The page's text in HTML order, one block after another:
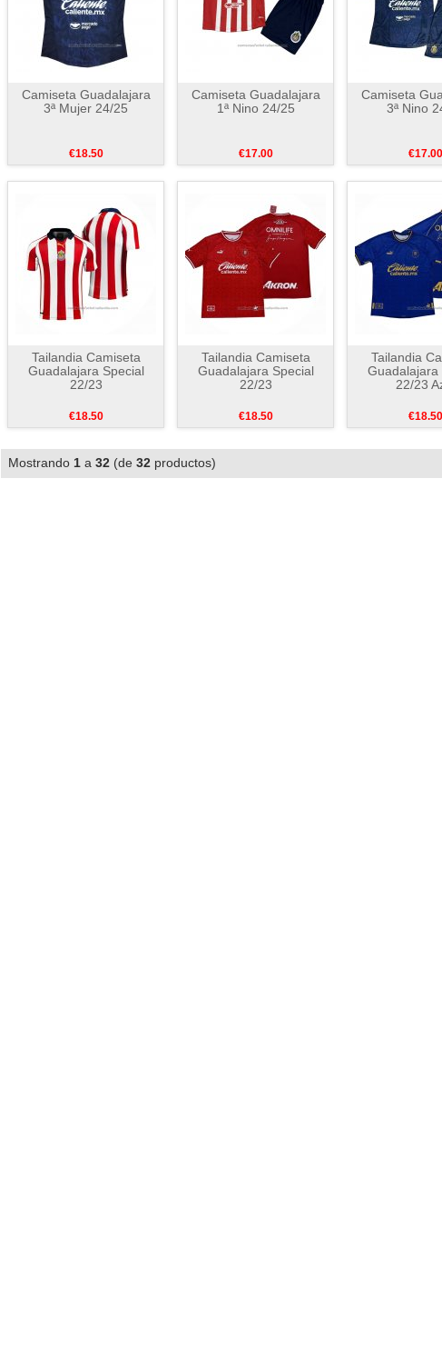
Camiseta Guadalajara
3ª Mujer 24/25
€18.50
Camiseta Guadalajara
1ª Nino 24/25
€17.00
Camiseta
3ª Nino
€17.00
Tailandia Camiseta
Guadalajara Special
22/23
€18.50
Tailandia Camiseta
Guadalajara Special
22/23
€18.50
Tailandia
Guadalajara
22/23
€18.50
Mostrando 1 a 32 (de 32 productos)